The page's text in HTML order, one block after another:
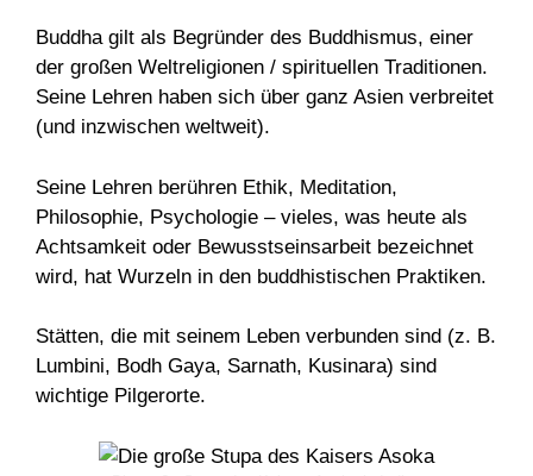
Buddha gilt als Begründer des Buddhismus, einer
der großen Weltreligionen / spirituellen Traditionen.
Seine Lehren haben sich über ganz Asien verbreitet
(und inzwischen weltweit).
Seine Lehren berühren Ethik, Meditation,
Philosophie, Psychologie – vieles, was heute als
Achtsamkeit oder Bewusstseinsarbeit bezeichnet
wird, hat Wurzeln in den buddhistischen Praktiken.
Stätten, die mit seinem Leben verbunden sind (z. B.
Lumbini, Bodh Gaya, Sarnath, Kusinara) sind
wichtige Pilgerorte.